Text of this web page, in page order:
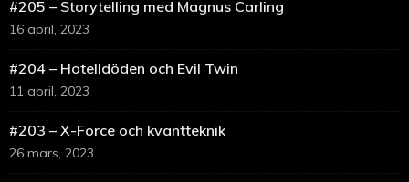
#205 – Storytelling med Magnus Carling
16 april, 2023
#204 – Hotelldöden och Evil Twin
11 april, 2023
#203 – X-Force och kvantteknik
26 mars, 2023